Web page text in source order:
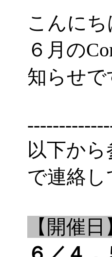
こんに
６月の
知らせで
以下か
で連絡し
【開催日